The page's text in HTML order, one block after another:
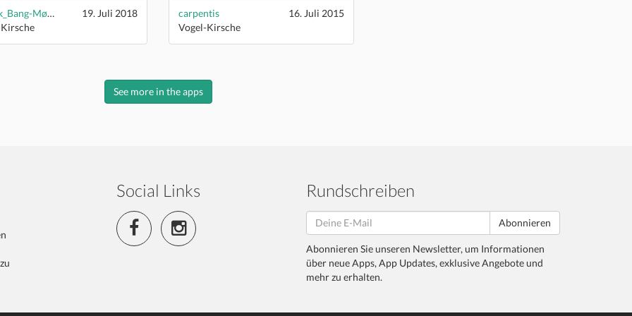
Henrik_Bang-Møller
19. Juli 2018
carpentis
16. Juli 2015
Vogel-Kirsche
See more in the apps
Social Links Rundschreiben
Abonnieren
Abonnieren Sie unseren Newsletter, um Informationen
über neue Apps, App Updates, exklusive Angebote und
mehr zu erhalten.